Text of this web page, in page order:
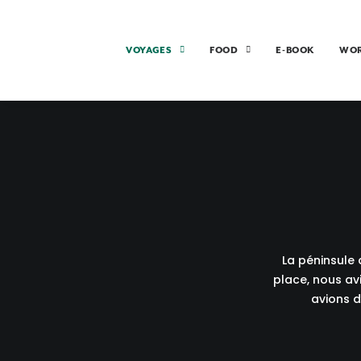
VOYAGES FOOD E-BOOK
La
place, nous
avions